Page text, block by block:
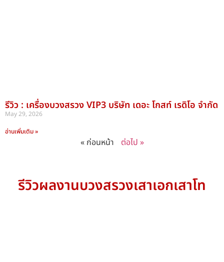
รีวิว : เครื่องบวงสรวง VIP3 บริษัท เดอะ โกสท์ เรดิโอ จำกัด
May 29, 2026
อ่านเพิ่มเติม »
« ก่อนหน้า ต่อไป »
รีวิวผลงานบวงสรวงเสาเอกเสาโท